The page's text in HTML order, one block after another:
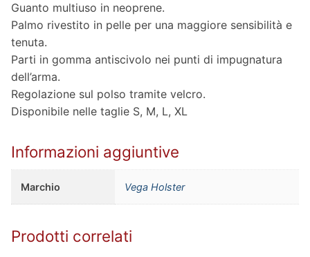
Guanto multiuso in neoprene.
Palmo rivestito in pelle per una maggiore sensibilità e
tenuta.
Parti in gomma antiscivolo nei punti di impugnatura
dell’arma.
Regolazione sul polso tramite velcro.
Disponibile nelle taglie S, M, L, XL
Informazioni aggiuntive
Marchio Vega Holster
Prodotti correlati